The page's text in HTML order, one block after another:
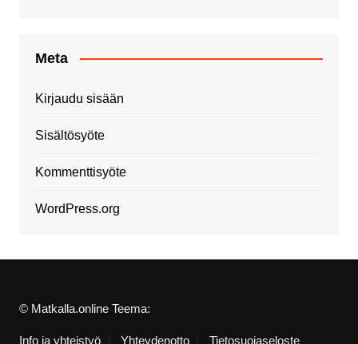
Meta
Kirjaudu sisään
Sisältösyöte
Kommenttisyöte
WordPress.org
© Matkalla.online Teema:
Info ja yhteistyö Yhteydenotto Tietosuojaseloste